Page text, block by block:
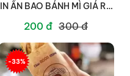
IN ẤN BAO BÁNH MÌ GIÁ RẺ
200 đ 300 đ
-33%